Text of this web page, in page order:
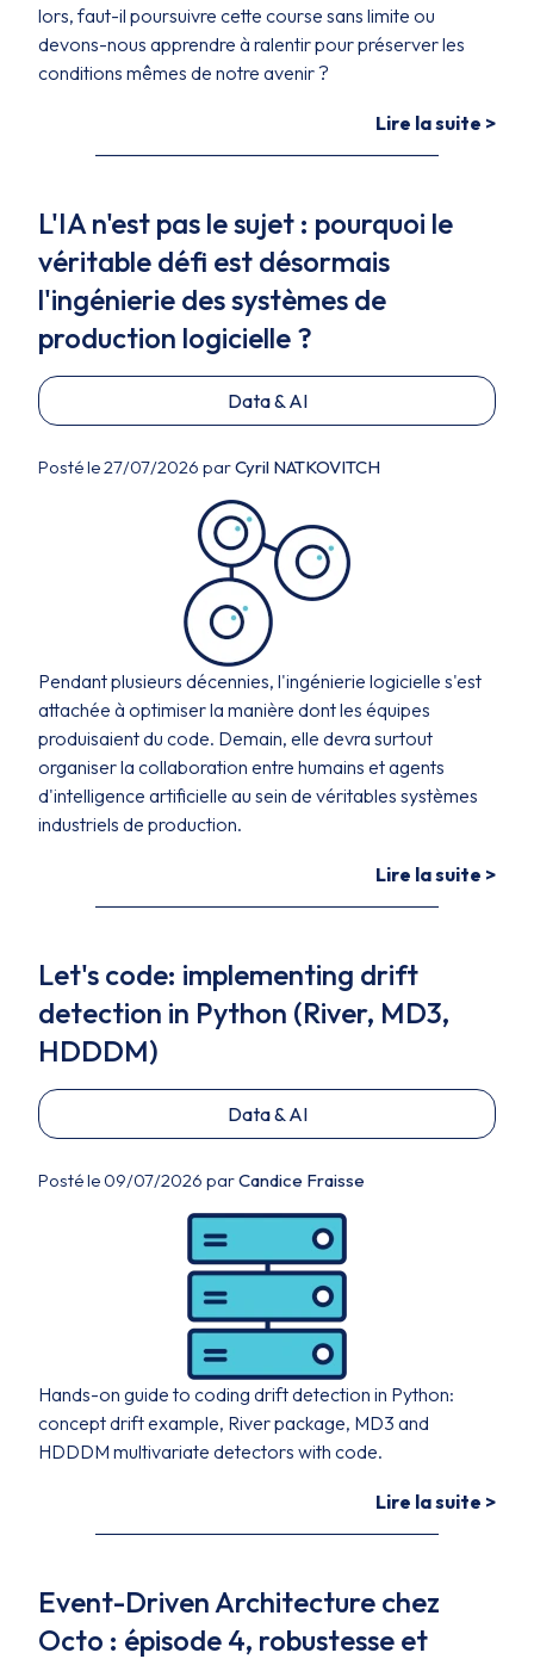
lors, faut-il poursuivre cette course sans limite ou
devons-nous apprendre à ralentir pour préserver les
conditions mêmes de notre avenir ?
Lire la suite >
L'IA n'est pas le sujet : pourquoi le
véritable défi est désormais
l'ingénierie des systèmes de
production logicielle ?
Data & AI
Posté le 27/07/2026 parCyril NATKOVITCH
Pendant plusieurs décennies, l'ingénierie logicielle s'est
attachée à optimiser la manière dont les équipes
produisaient du code. Demain, elle devra surtout
organiser la collaboration entre humains et agents
d'intelligence artificielle au sein de véritables systèmes
industriels de production.
Lire la suite >
Let's code: implementing drift
detection in Python (River, MD3,
HDDDM)
Data & AI
Posté le 09/07/2026 parCandice Fraisse
Hands-on guide to coding drift detection in Python:
concept drift example, River package, MD3 and
HDDDM multivariate detectors with code.
Lire la suite >
Event-Driven Architecture chez
Octo : épisode 4, robustesse et